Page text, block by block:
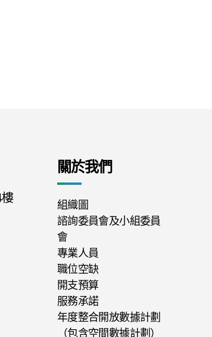
關於我們
組織圖
諮詢委員會及小組委員
會
專業人員
職位空缺
開支預算
服務承諾
年度整合開放數據計劃
（包含空間數據計劃）